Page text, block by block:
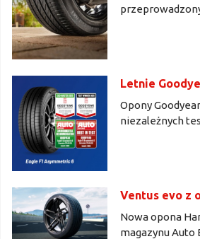
Letnie
Opony
niezależnych
Ventus evo z
Nowa opona
magazynu Auto